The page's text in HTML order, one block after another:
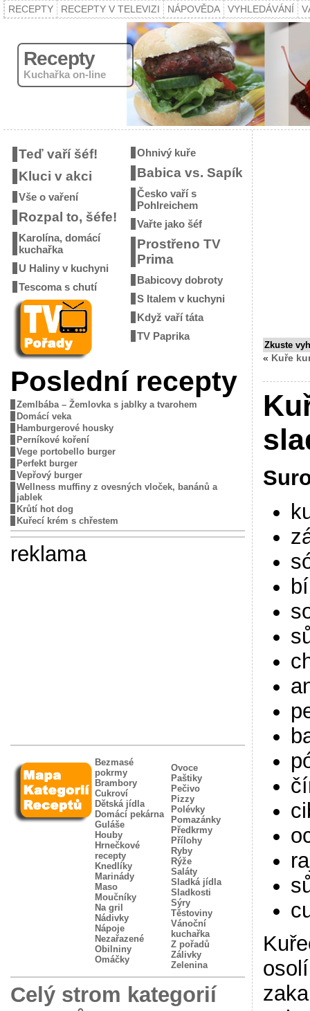
RECEPTY RECEPTY V TELEVIZI NÁPOVĚDA VYHLEDÁVÁNÍ
Recepty
Kuchařka on-line
Teď vaří šéf!
Kluci v akci
Vše o vaření
Rozpal to, šéfe!
Karolína, domácí
kuchařka
U Haliny v kuchyni
Tescoma s chutí
Ohnivý kuře
Babica vs. Sapík
Česko vaří s
Pohlreichem
Vařte jako šéf
Prostřeno TV
Prima
Babicovy dobroty
S Italem v kuchyni
Když vaří táta
TV Paprika
Poslední recepty
Zemlbába – Žemlovka s jablky a tvarohem
Domácí veka
Hamburgerové housky
Perníkové koření
Vege portobello burger
Perfekt burger
Vepřový burger
Wellness muffiny z ovesných vloček, banánů a
jablek
Krůtí hot dog
Kuřecí krém s chřestem
reklama
Bezmasé
pokrmy
Brambory
Cukroví
Dětská jídla
Domácí pekárna
Guláše
Houby
Hrnečkové
recepty
Knedlíky
Marinády
Maso
Moučníky
Na gril
Nádivky
Nápoje
Nezařazené
Obilniny
Omáčky
Ovoce
Paštiky
Pečivo
Pizzy
Polévky
Pomazánky
Předkrmy
Přílohy
Ryby
Rýže
Saláty
Sladká jídla
Sladkosti
Sýry
Těstoviny
Vánoční
kuchařka
Z pořadů
Zálivky
Zelenina
Celý strom kategorií
Zkuste
« Kuře